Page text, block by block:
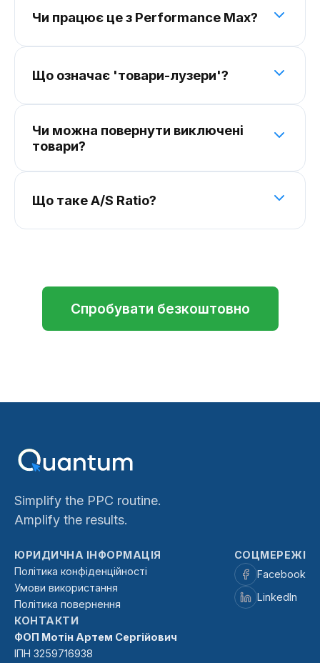
Чи працює це з Performance Max?
Що означає 'товари-лузери'?
Чи можна повернути виключені
товари?
Що таке A/S Ratio?
Спробувати безкоштовно
Simplify the PPC routine.
Amplify the results.
ЮРИДИЧНА ІНФОРМАЦІЯ
Політика конфіденційності
Умови використання
Політика повернення
СОЦМЕРЕЖІ
Facebook
LinkedIn
КОНТАКТИ
ФОП Мотін Артем Сергійович
ІПН 3259716938